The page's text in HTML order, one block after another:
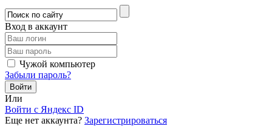
Вход в аккаунт
Чужой компьютер
Забыли пароль?
Или
Войти c Яндекс ID
Еще нет аккаунта? Зарегистрироваться